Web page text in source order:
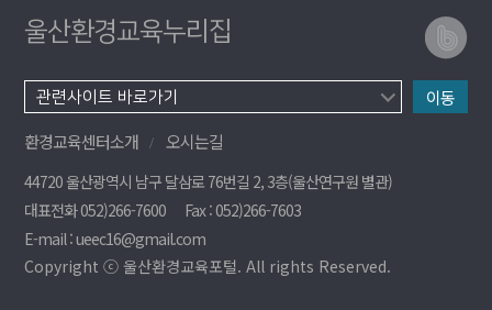
울산환경교육누리집
이동
환경교육센터소개
오시는길
44720 울산광역시 남구 달삼로 76번길 2, 3층(울산연구원 별관)
대표전화 052)266-7600
Fax : 052)266-7603
E-mail : ueec16@gmail.com
Copyright ⓒ 울산환경교육포털. All rights Reserved.